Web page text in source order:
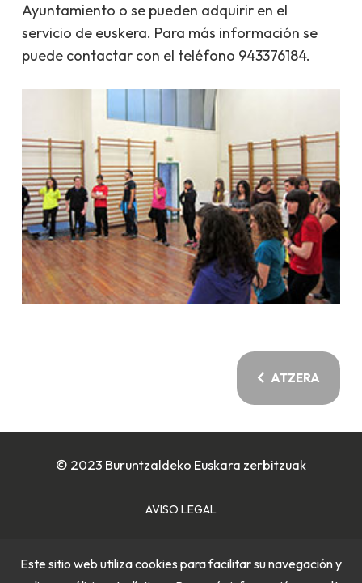
Ayuntamiento o se pueden adquirir en el
servicio de euskera. Para más información se
puede contactar con el teléfono 943376184.
ATZERA
© 2023 Buruntzaldeko Euskara zerbitzuak
AVISO LEGAL
Este sitio web utiliza cookies para facilitar su navegación y